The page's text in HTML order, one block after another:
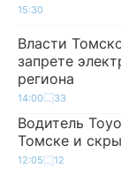
15:30
Власти
запрете
региона
14:00 33
Водитель
Томске и
12:05 12